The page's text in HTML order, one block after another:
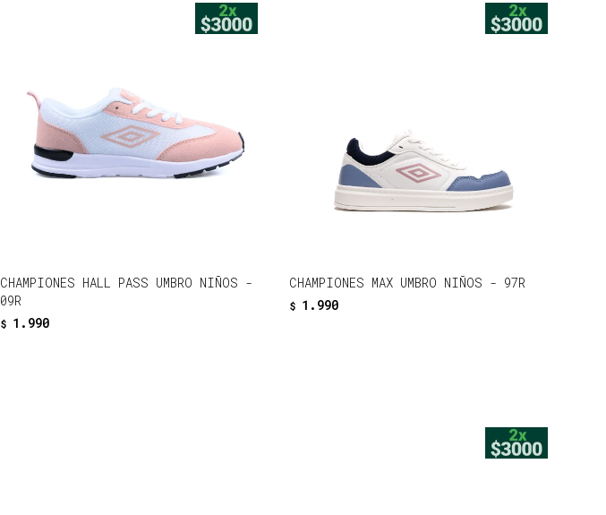
CHAMPIONES HALL PASS UMBRO NIÑOS -
09R
$ 1.990
CHAMPIONES MAX UMBRO NIÑOS - 97R
$ 1.990